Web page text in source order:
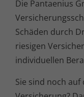
Die Pantaenius
Schäden durch
riesigen
individuellen
Sie sind noch